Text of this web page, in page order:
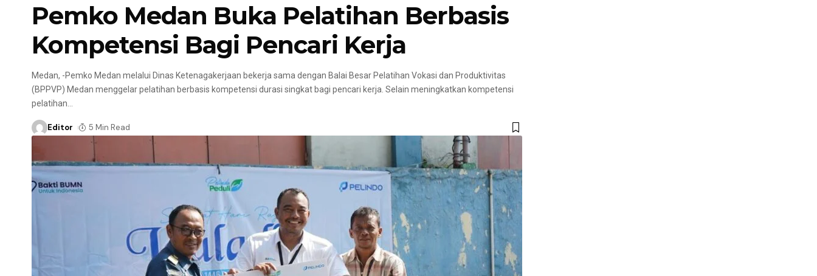
Pemko Medan Buka Pelatihan Berbasis
Kompetensi Bagi Pencari Kerja
Medan, -Pemko Medan melalui Dinas Ketenagakerjaan bekerja sama dengan Balai Besar Pelatihan Vokasi dan Produktivitas
(BPPVP) Medan menggelar pelatihan berbasis kompetensi durasi singkat bagi pencari kerja. Selain meningkatkan kompetensi
pelatihan
Editor 5 Min Read